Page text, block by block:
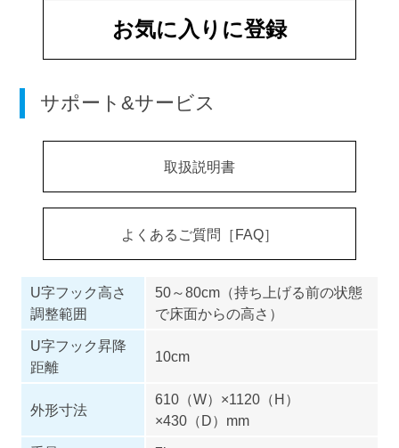
お気に入りに登録
サポート&サービス
取扱説明書
よくあるご質問［FAQ］
U字フック高さ
調整範囲
50～80cm（持ち上げる前の状態
で床面からの高さ）
U字フック昇降
距離
10cm
外形寸法
610（W）×1120（H）
×430（D）mm